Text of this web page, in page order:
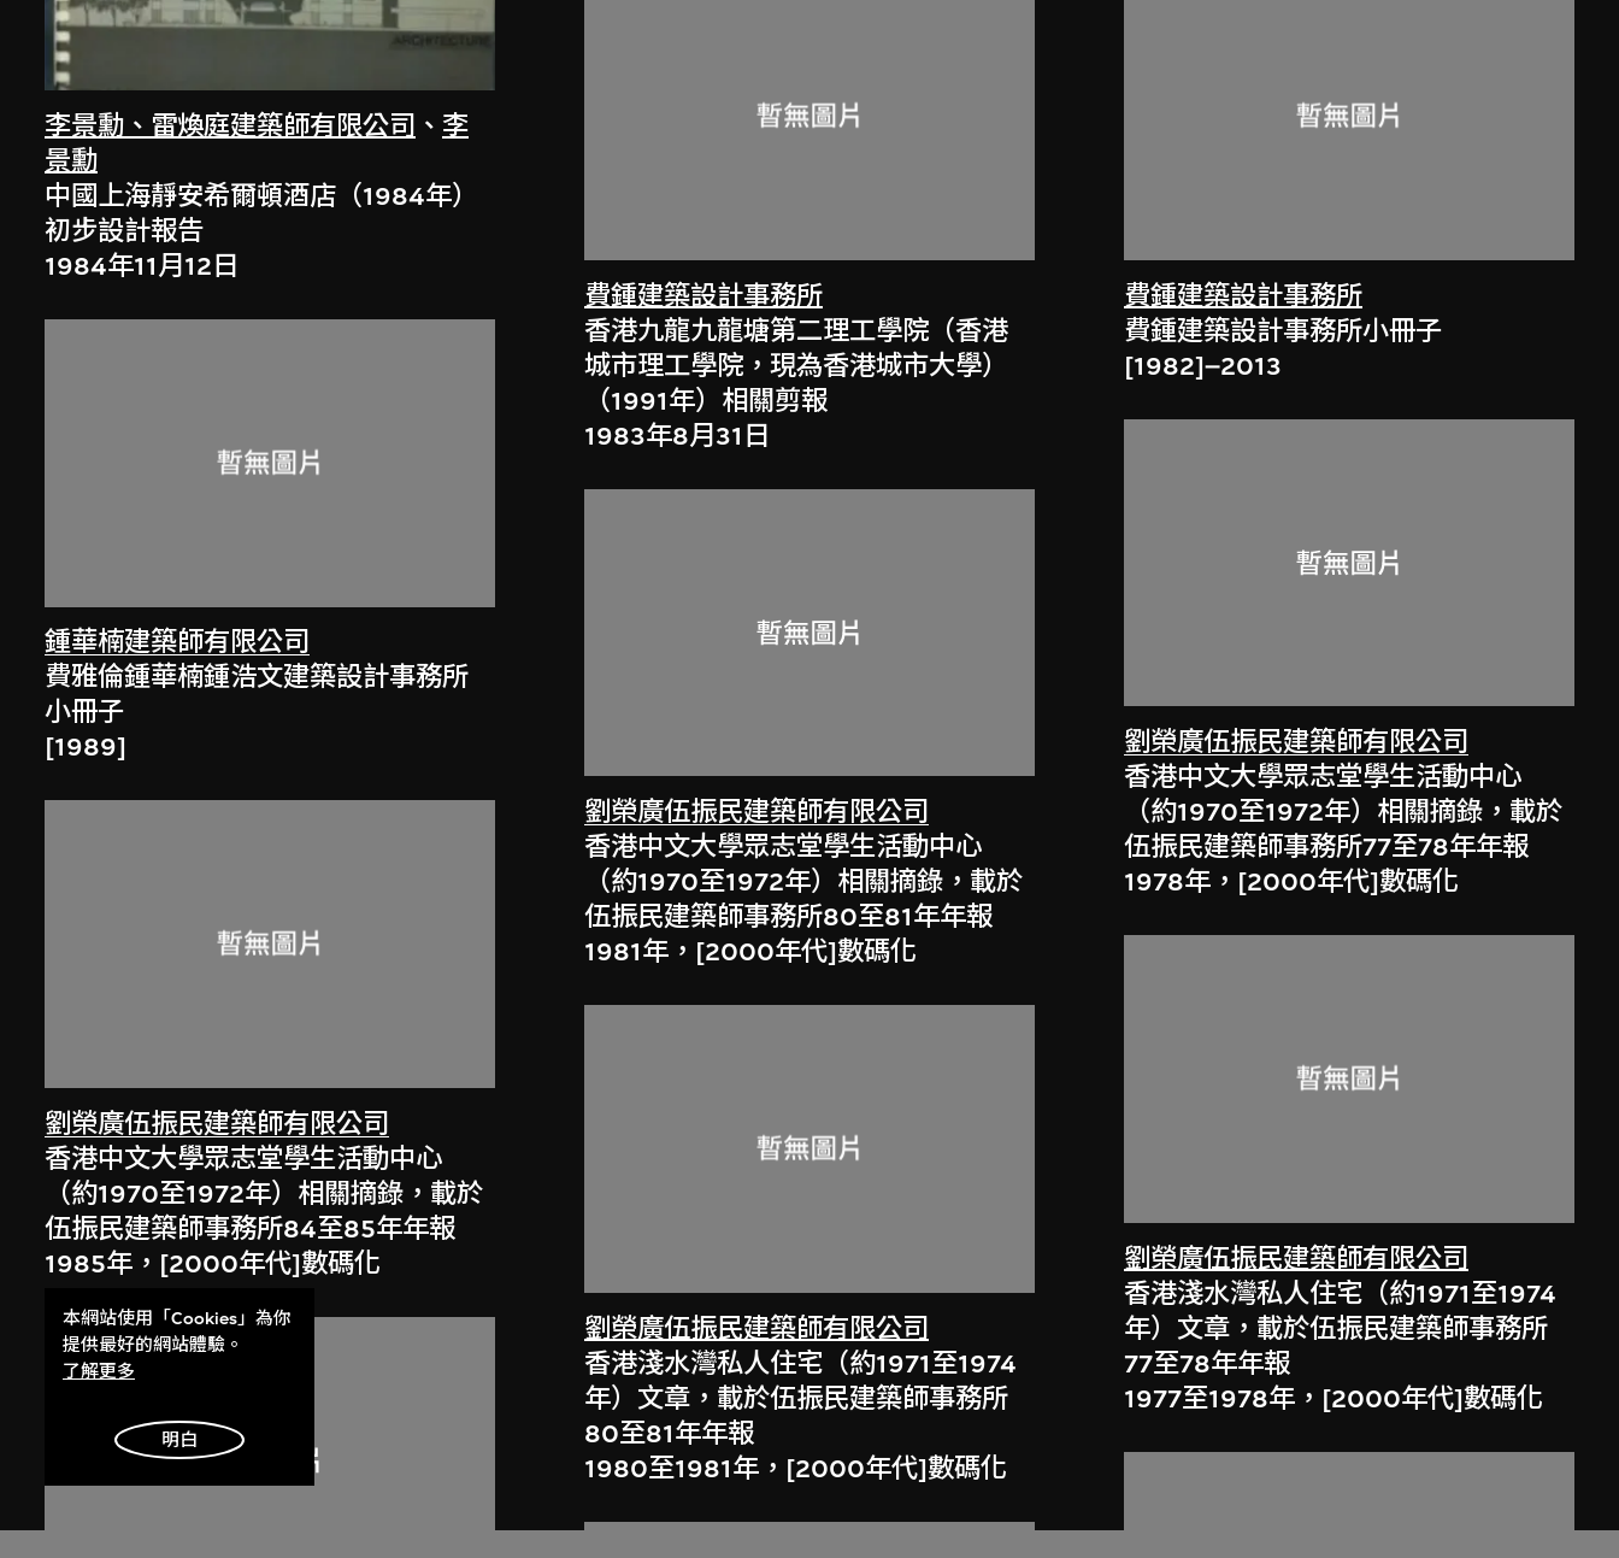
李景勳、雷煥庭建築師有限公司 、 李
景勳
中國上海靜安希爾頓酒店（1984年）
初步設計報告
1984年11月12日
鍾華楠建築師有限公司
費雅倫鍾華楠鍾浩文建築設計事務所
小冊子
[1989]
劉榮廣伍振民建築師有限公司
香港中文大學眾志堂學生活動中心
（約1970至1972年）相關摘錄，載於
伍振民建築師事務所84至85年年報
1985年，[2000年代]數碼化
費鍾建築設計事務所
香港九龍九龍塘第二理工學院（香港
城市理工學院，現為香港城市大學）
（1991年）相關剪報
1983年8月31日
劉榮廣伍振民建築師有限公司
香港中文大學眾志堂學生活動中心
（約1970至1972年）相關摘錄，載於
伍振民建築師事務所80至81年年報
1981年，[2000年代]數碼化
劉榮廣伍振民建築師有限公司
香港淺水灣私人住宅（約1971至1974
年）文章，載於伍振民建築師事務所
80至81年年報
1980至1981年，[2000年代]數碼化
費鍾建築設計事務所
費鍾建築設計事務所小冊子
[1982]–2013
劉榮廣伍振民建築師有限公司
香港中文大學眾志堂學生活動中心
（約1970至1972年）相關摘錄，載於
伍振民建築師事務所77至78年年報
1978年，[2000年代]數碼化
劉榮廣伍振民建築師有限公司
香港淺水灣私人住宅（約1971至1974
年）文章，載於伍振民建築師事務所
77至78年年報
1977至1978年，[2000年代]數碼化
本網站使用「Cookies」為你
提供最好的網站體驗。
了解更多
明白